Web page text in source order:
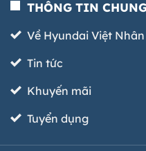
THÔNG TIN
Về Hyundai Việt Nhân
Tin tức
Khuyến mãi
Tuyển dụng